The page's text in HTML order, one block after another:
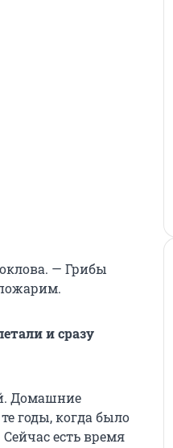
— Грибы
и сразу
Домашние
годы, когда было
есть время